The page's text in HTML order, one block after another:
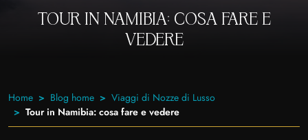
TOUR IN NAMIBIA: COSA FARE E
VEDERE
Home Blog home
Viaggi di Nozze di Lusso
Tour in Namibia: cosa fare e vedere